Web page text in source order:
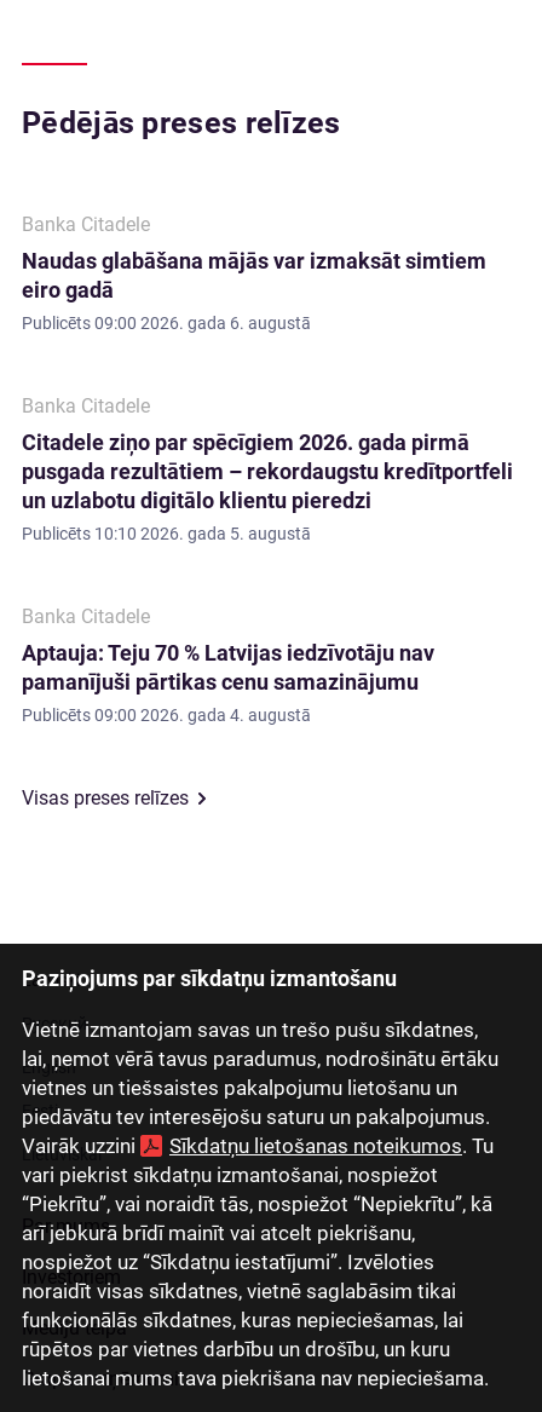
Paziņojums par sīkdatņu izmantošanu
Vietnē izmantojam savas un trešo pušu sīkdatnes,
lai, ņemot vērā tavus paradumus, nodrošinātu ērtāku
vietnes un tiešsaistes pakalpojumu lietošanu un
piedāvātu tev interesējošu saturu un pakalpojumus.
Vairāk uzzini
Sīkdatņu lietošanas noteikumos. Tu
vari piekrist sīkdatņu izmantošanai, nospiežot
“Piekrītu”, vai noraidīt tās, nospiežot “Nepiekrītu”, kā
arī jebkurā brīdī mainīt vai atcelt piekrišanu,
nospiežot uz “Sīkdatņu iestatījumi”. Izvēloties
noraidīt visas sīkdatnes, vietnē saglabāsim tikai
funkcionālās sīkdatnes, kuras nepieciešamas, lai
rūpētos par vietnes darbību un drošību, un kuru
lietošanai mums tava piekrišana nav nepieciešama.
Pēdējās preses relīzes
Banka Citadele
Naudas glabāšana mājās var izmaksāt simtiem
eiro gadā
Publicēts09:00 2026. gada 6. augustā
Banka Citadele
Citadele ziņo par spēcīgiem 2026. gada pirmā
pusgada rezultātiem – rekordaugstu kredītportfeli
un uzlabotu digitālo klientu pieredzi
Publicēts 10:10 2026. gada 5. augustā
Banka Citadele
Aptauja: Teju 70 % Latvijas iedzīvotāju nav
pamanījuši pārtikas cenu samazinājumu
Publicēts09:00 2026. gada 4. augustā
Visas preses relīzes
Latviski
Русский
English
Eesti
Lietuviškai
Par mums
Investoriem
Mediju telpa
Grupas uzņēmumi